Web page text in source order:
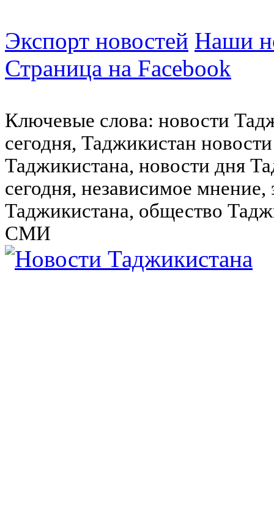
Экспорт новостей Наши
Страница на Facebook
Ключевые слова: новости
сегодня, Таджикистан
Таджикистана, новости дня
сегодня, независимое
Таджикистана, общество
СМИ